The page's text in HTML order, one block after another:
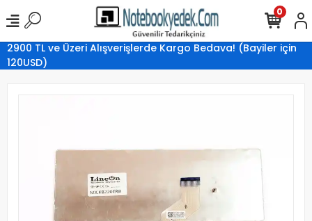
2900 TL ve Üzeri Alışverişlerde Kargo Bedava! (Bayiler için
120USD)
0